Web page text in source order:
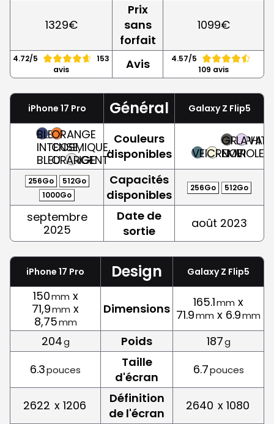
1329€
Prix
sans
forfait
1099€
4.72/5
153
avis
Avis
4.57/5
109 avis
iPhone 17 Pro Général Galaxy Z Flip5
BLEU
INTENSE,
BLEU
ORANGE
COSMIQUE,
ORANGE
ARGENT
Couleurs
disponibles
VERTCREME
NOIRVIOLET
256Go
512Go
1000Go
Capacités
disponibles
256Go 512Go
septembre
2025
Date de
sortie
août 2023
iPhone 17 Pro Design Galaxy Z Flip5
150mm x
71,9mm x
8,75mm
Dimensions 165.1mm x
71.9mm x 6.9mm
204g Poids 187g
6.3pouces
Taille
d'écran
6.7pouces
2622 x 1206
Définition
de l'écran
2640 x 1080